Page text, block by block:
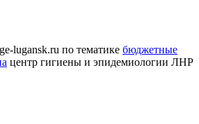
lugansk.ru по тематике бюджетные
центр гигиены и эпидемиологии ЛНР